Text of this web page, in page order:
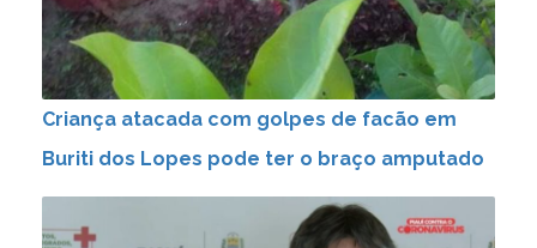
Criança atacada com golpes de facão em
Buriti dos Lopes pode ter o braço amputado